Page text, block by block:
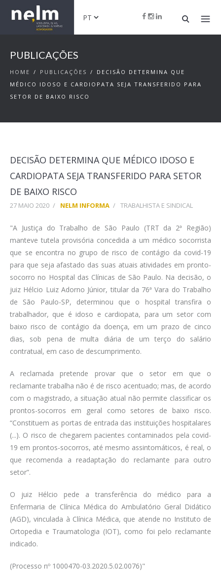
PUBLICAÇÕES
HOME / PUBLICAÇÕES /
DECISÃO DETERMINA QUE
MÉDICO IDOSO E CARDIOPATA SEJA TRANSFERIDO PARA
SETOR DE BAIXO RISCO
DECISÃO DETERMINA QUE MÉDICO IDOSO E
CARDIOPATA SEJA TRANSFERIDO PARA SETOR
DE BAIXO RISCO
27 MAIO 2020 / NELM INFORMA / TRABALHISTA E SINDICAL
"A Justiça do Trabalho de São Paulo (TRT da 2ª Região)
manteve tutela provisória concedida a um médico socorrista
que se encontra no grupo de risco de contágio da covid-19
para que seja afastado das suas atuais atividades em pronto-
socorro no Hospital das Clínicas de São Paulo. Na decisão, o
juiz Hélcio Luiz Adorno Júnior, titular da 76ª Vara do Trabalho
de São Paulo-SP, determinou que o hospital transfira o
trabalhador, que é idoso e cardiopata, para um setor com
baixo risco de contágio da doença, em um prazo de cinco
dias, sob pena de multa diária de um terço do salário
contratual, em caso de descumprimento.
A reclamada pretende provar que o setor em que o
reclamante trabalha não é de risco acentuado; mas, de acordo
com o magistrado, a situação atual não permite classificar os
prontos-socorros em geral como setores de baixo risco.
“Constituem as portas de entrada das instituições hospitalares
(...). O risco de chegarem pacientes contaminados pela covid-
19 em prontos-socorros, até mesmo assintomáticos, é real, o
que recomenda a readaptação do reclamante para outro
setor”.
O juiz Hélcio pede a transferência do médico para a
Enfermaria de Clínica Médica do Ambulatório Geral Didático
(AGD), vinculada à Clínica Médica, que atende no Instituto de
Ortopedia e Traumatologia (IOT), como foi pelo reclamante
indicado.
(Processo nº 1000470-03.2020.5.02.0076)"